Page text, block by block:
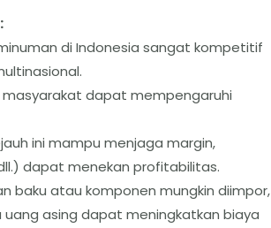
di Indonesia sangat kompetitif
dapat mempengaruhi
ini mampu menjaga margin,
dapat menekan profitabilitas.
baku atau komponen mungkin diimpor,
asing dapat meningkatkan biaya